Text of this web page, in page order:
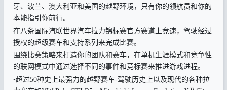
牙、波兰、澳大利亚和美国的越野环境，只有你的领航员和你的
本能指引你前行。
在八条国际汽联世界汽车拉力锦标赛官方赛道上竞速，驾驶经过
授权的超级赛车和支持系列来完成比赛。
围绕比赛策略来打造你的团队和赛车，在单机生涯模式和竞争性
的联网模式中通过选择不同的事件和竞标赛来推进游戏进程。
•超过50种史上最强力的越野赛车-驾驶历史上以及现代的各种拉